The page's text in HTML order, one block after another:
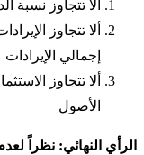
ألا تتجاوز نسبة الديون 33% من
إجمالي الإيرادات
الأصول
الرأي النهائي: نظراً